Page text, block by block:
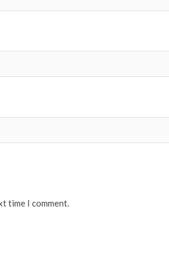
time I comment.